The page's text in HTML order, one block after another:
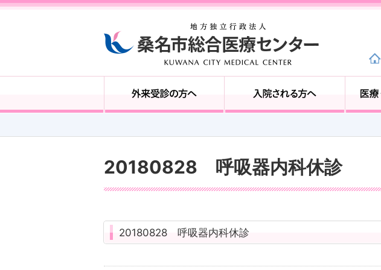
20180828 呼吸器内科休診
20180828 呼吸器内科休診